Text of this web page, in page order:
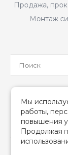
Продажа,
Монтаж
Мы
работы,
повышения
Продолжая